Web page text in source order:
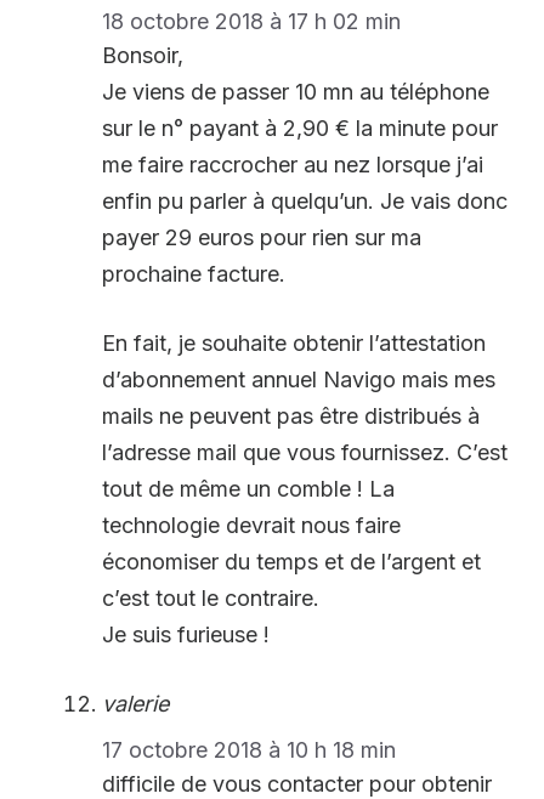
18 octobre 2018 à 17 h 02 min
Bonsoir,
Je viens de passer 10 mn au téléphone
sur le n° payant à 2,90 € la minute pour
me faire raccrocher au nez lorsque j’ai
enfin pu parler à quelqu’un. Je vais donc
payer 29 euros pour rien sur ma
prochaine facture.
En fait, je souhaite obtenir l’attestation
d’abonnement annuel Navigo mais mes
mails ne peuvent pas être distribués à
l’adresse mail que vous fournissez. C’est
tout de même un comble ! La
technologie devrait nous faire
économiser du temps et de l’argent et
c’est tout le contraire.
Je suis furieuse !
valerie
17 octobre 2018 à 10 h 18 min
difficile de vous contacter pour obtenir